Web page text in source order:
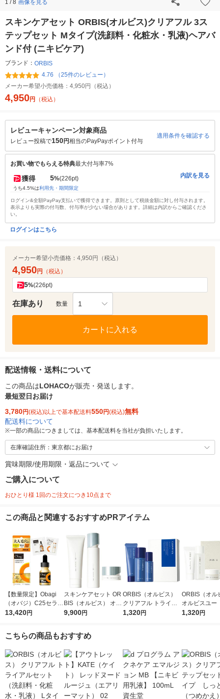
1 / 8 画像を見る
スキンケアセット ORBIS(オルビス)クリアフル 3ス
テップセット Mタイプ(洗顔料・化粧水・乳液)ヘアバ
ンド付 (ニキビケア)
ブランド： ORBIS
4.76 （25件のレビュー）
メーカー希望小売価格： 4,950円（税込）
4,950円 （税込）
レビューキャンペーン対象商品
レビュー投稿で150円相当のPayPayポイント付与
適用条件を確認する
お買い物でもらえる特典最大付与率7%
獲得 5%(226pt)
うち4.5%は利用先・期間限定
内訳を見る
ログイン&全額PayPay支払いで獲得できます。原則として税抜金額に対し付与されます。
表示よりも実際の付与数、付与率が少ない場合があります。詳細は内訳からご確認くださ
い。
ログインはこちら
メーカー希望小売価格： 4,950円（税込）
4,950円 （税込）
5%(226pt)
在庫あり 数量 1
カートに入れる
配送情報・送料について
この商品はLOHACOが販売・発送します。
最短翌日お届け
3,780円(税込)以上で基本配送料550円(税込)無料
配送料について
※一部の商品につきましては、基本配送料を当社が負担いたします。
在庫確認住所：東京都にお届け
賞味期限/使用期限・返品について
ご購入について
おひとり様 1回のご注文につき10点まで
この商品と関連するおすすめPRアイテム
【数量限定】Obagi
（オバジ）C25セラム
ネオ＋酵素洗顔パウダ
サシェット付き 限定
13,420円
スキンケアセット OR
BIS（オルビス） オル
ビスユードット 3ステ
9,900円
ORBIS（オルビス）
クリアフル トライア
ルセット（洗顔料・化
1,320円
ORBIS（オル
オルビスユー
アルセット （
1,320円
こちらの商品もおすすめ